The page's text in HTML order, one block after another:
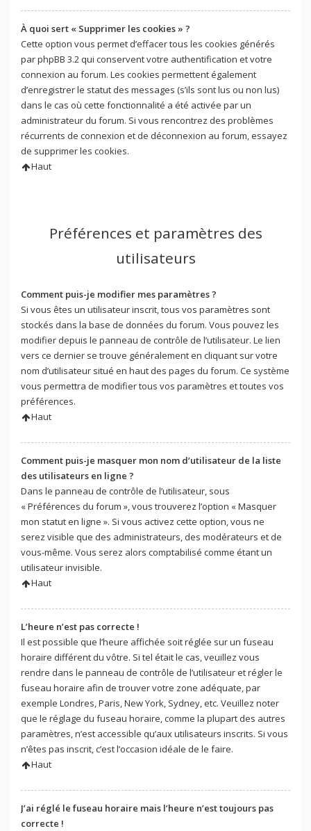
À quoi sert « Supprimer les cookies » ?
Cette option vous permet d’effacer tous les cookies générés
par phpBB 3.2 qui conservent votre authentification et votre
connexion au forum. Les cookies permettent également
d’enregistrer le statut des messages (s’ils sont lus ou non lus)
dans le cas où cette fonctionnalité a été activée par un
administrateur du forum. Si vous rencontrez des problèmes
récurrents de connexion et de déconnexion au forum, essayez
de supprimer les cookies.
Haut
Préférences et paramètres des
utilisateurs
Comment puis-je modifier mes paramètres ?
Si vous êtes un utilisateur inscrit, tous vos paramètres sont
stockés dans la base de données du forum. Vous pouvez les
modifier depuis le panneau de contrôle de l’utilisateur. Le lien
vers ce dernier se trouve généralement en cliquant sur votre
nom d’utilisateur situé en haut des pages du forum. Ce système
vous permettra de modifier tous vos paramètres et toutes vos
préférences.
Haut
Comment puis-je masquer mon nom d’utilisateur de la liste
des utilisateurs en ligne ?
Dans le panneau de contrôle de l’utilisateur, sous
« Préférences du forum », vous trouverez l’option « Masquer
mon statut en ligne ». Si vous activez cette option, vous ne
serez visible que des administrateurs, des modérateurs et de
vous-même. Vous serez alors comptabilisé comme étant un
utilisateur invisible.
Haut
L’heure n’est pas correcte !
Il est possible que l’heure affichée soit réglée sur un fuseau
horaire différent du vôtre. Si tel était le cas, veuillez vous
rendre dans le panneau de contrôle de l’utilisateur et régler le
fuseau horaire afin de trouver votre zone adéquate, par
exemple Londres, Paris, New York, Sydney, etc. Veuillez noter
que le réglage du fuseau horaire, comme la plupart des autres
paramètres, n’est accessible qu’aux utilisateurs inscrits. Si vous
n’êtes pas inscrit, c’est l’occasion idéale de le faire.
Haut
J’ai réglé le fuseau horaire mais l’heure n’est toujours pas
correcte !